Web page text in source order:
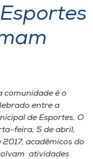
comunidade​ é o
entre a
de Esportes. O
feira​, 5 de abril​,
acadêmicos do
atividades